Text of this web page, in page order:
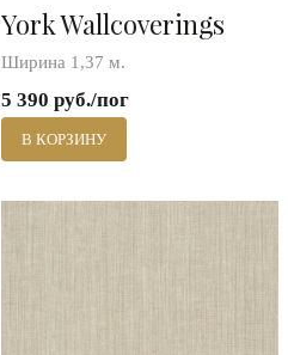
York Wallcoverings
Ширина 1,37 м.
5 390 руб./пог
В КОРЗИНУ